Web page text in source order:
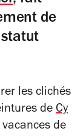
de
statut
les clichés
de Cy
de